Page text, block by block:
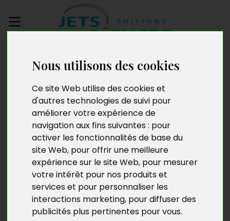
Nous utilisons des cookies
Ce site Web utilise des cookies et
d'autres technologies de suivi pour
améliorer votre expérience de
navigation aux fins suivantes : pour
activer les fonctionnalités de base du
site Web, pour offrir une meilleure
expérience sur le site Web, pour mesurer
votre intérêt pour nos produits et
services et pour personnaliser les
interactions marketing, pour diffuser des
publicités plus pertinentes pour vous.
manuscrit
Victorine Koumou
Aboungou
Victorine Koumou Aboungou, née en République du
Congo, mène une carrière internationale à la croisée
des domaines scientifique et littéraire. Veuve et mère
de deux enfants, elle inscrit son écriture dans une
expérience personnelle marquée par le deuil et la